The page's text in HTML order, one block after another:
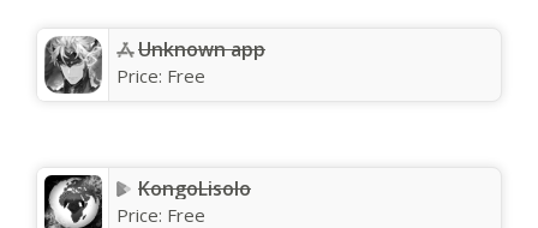
Unknown app
Price: Free
KongoLisolo
Price: Free